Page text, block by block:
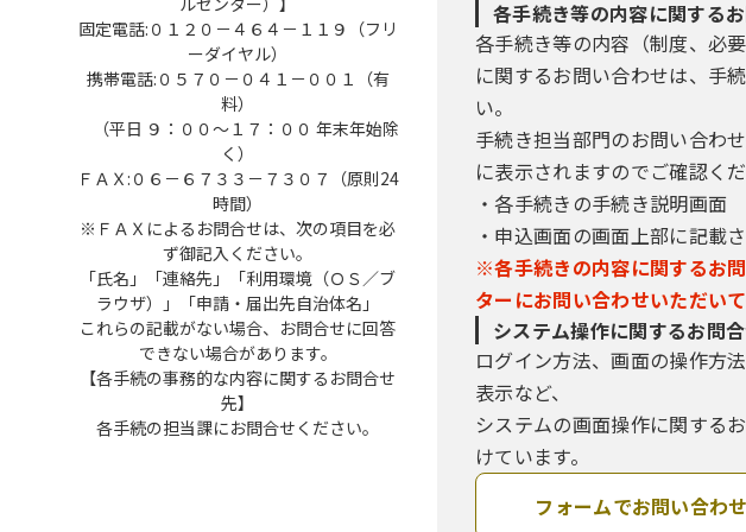
固定電話:０１２０－４６４－１１９（フリ
ーダイヤル）
携帯電話:０５７０－０４１－００１（有
料）
（平日 ９：００～１７：００ 年末年始除
く）
ＦＡＸ:０６－６７３３－７３０７（原則24
時間）
※ＦＡＸによるお問合せは、次の項目を必
ず御記入ください。
「氏名」「連絡先」「利用環境（ＯＳ／ブ
ラウザ）」「申請・届出先自治体名」
これらの記載がない場合、お問合せに回答
できない場合があります。
【各手続の事務的な内容に関するお問合せ
先】
各手続の担当課にお問合せください。
各手続き等の内容に関する
各手続き等の内容（制度、必
に関するお問い合わせは、手
い。
手続き担当部門のお問い合わ
に表示されますのでご確認くだ
・各手続きの手続き説明画面
・申込画面の画面上部に記
※各手続きの内容に関するお
ターにお問い合わせいただい
システム操作に関するお問
ログイン方法、画面の操作方
表示など、
システムの画面操作に関する
けています。
フォームでお問い合わせ